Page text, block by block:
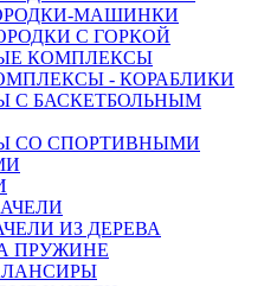
МАШИНКИ
С ГОРКОЙ
КОМПЛЕКСЫ
- КОРАБЛИКИ
С БАСКЕТБОЛЬНЫМ
СО СПОРТИВНЫМИ
ИЗ ДЕРЕВА
ПРУЖИНЕ